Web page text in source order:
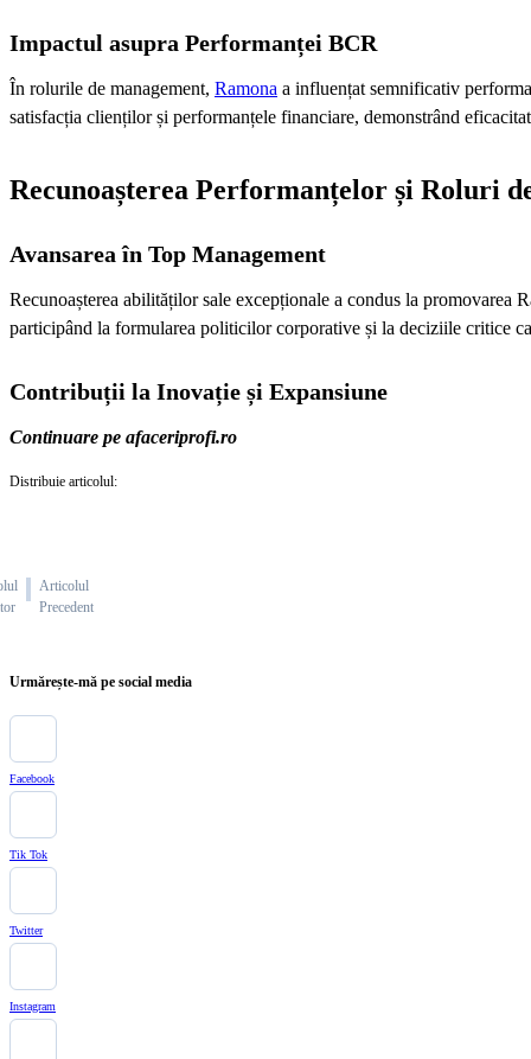
Impactul asupra Performanței BCR
În rolurile de management, Ramona a influențat semnificativ
satisfacția clienților și performanțele financiare, demonstrând
Recunoașterea Performanțelor și Roluri
Avansarea în Top Management
Recunoașterea abilităților sale excepționale a condus la
participând la formularea politicilor corporative și la deciziile critice
Contribuții la Inovație și Expansiune
Continuare pe afaceriprofi.ro
Distribuie articolul:
Articolul
Precedent
Urmărește-mă pe social media
Facebook
Tik Tok
Twitter
Instagram